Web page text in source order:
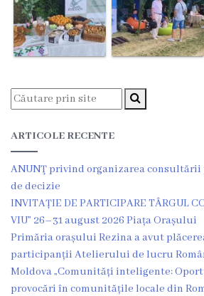
de
construire
eliberate
Dispoziții
pentru
Situații
Excepționale
a
Republicii
Moldova
ARTICOLE RECENTE
ANUNŢ privind organizarea
de decizie
INVITAȚIE DE PARTICIPARE TÂRGUL
VIU” 26–31 august 2026 Piața Orașului
Primăria orașului Rezina a avut
participanții Atelierului de lucru
Moldova „Comunități inteligente:
provocări în comunitățile locale din